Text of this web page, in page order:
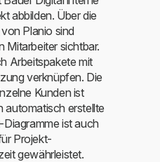
abbilden. Über die
Planio sind
Mitarbeiter sichtbar.
Arbeitspakete mit
verknüpfen. Die
Kunden ist
automatisch erstellte
ist auch
Projekt-
gewährleistet.